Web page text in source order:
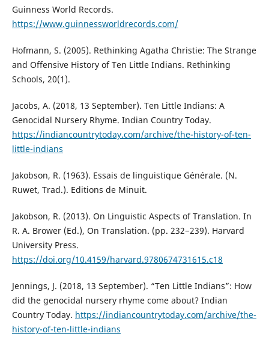
Guinness World Records.
https://www.guinnessworldrecords.com/
Hofmann, S. (2005). Rethinking Agatha Christie: The Strange
and Offensive History of Ten Little Indians. Rethinking
Schools, 20(1).
Jacobs, A. (2018, 13 September). Ten Little Indians: A
Genocidal Nursery Rhyme. Indian Country Today.
https://indiancountrytoday.com/archive/the-history-of-ten-
little-indians
Jakobson, R. (1963). Essais de linguistique Générale. (N.
Ruwet, Trad.). Editions de Minuit.
Jakobson, R. (2013). On Linguistic Aspects of Translation. In
R. A. Brower (Ed.), On Translation. (pp. 232−239). Harvard
University Press.
https://doi.org/10.4159/harvard.9780674731615.c18
Jennings, J. (2018, 13 September). “Ten Little Indians”: How
did the genocidal nursery rhyme come about? Indian
Country Today. https://indiancountrytoday.com/archive/the-
history-of-ten-little-indians